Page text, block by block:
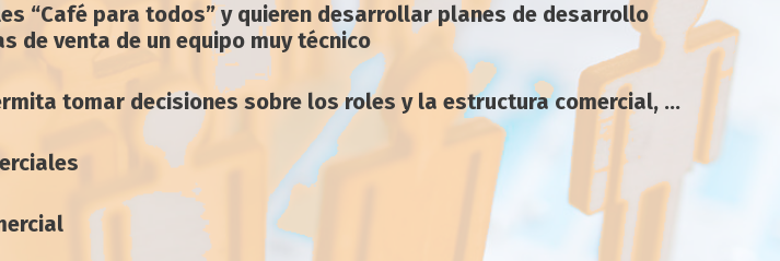
“Café para todos” y quieren desarrollar planes de desarrollo
de venta de un equipo muy técnico
tomar decisiones sobre los roles y la estructura comercial, …